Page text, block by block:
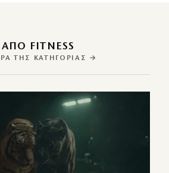
FITNESS
ΤΗΣ ΚΑΤΗΓΟΡΊΑΣ →